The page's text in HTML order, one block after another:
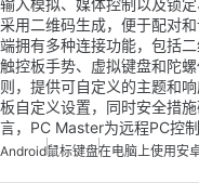
输入模拟、媒体控制以及锁
采用二维码生成，便于配对
端拥有多种连接功能，包括
触控板手势、虚拟键盘和陀
则，提供可自定义的主题和
板自定义设置，同时安全措
言，PC Master为远程PC控
Android鼠标键盘在电脑上使用安